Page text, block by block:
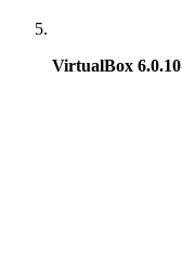
VirtualBox 6.0.10